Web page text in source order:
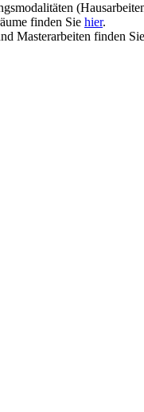
finden Sie hier.
Masterarbeiten finden